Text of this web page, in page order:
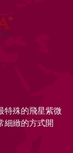
特殊的飛星紫微
細緻的方式開